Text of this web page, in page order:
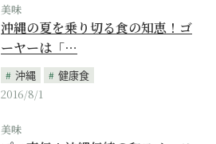
美味
沖縄の夏を乗り切る食の知恵！ゴ
ーヤーは「…
沖縄
健康食
2016/8/1
美味